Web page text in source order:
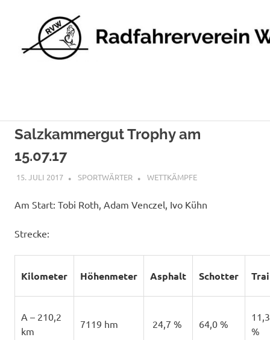
springen
Salzkammergut Trophy am
15.07.17
15. JULI 2017 SPORTWÄRTER WETTKÄMPFE
Am Start: Tobi Roth, Adam Venczel, Ivo Kühn
Strecke:
Kilometer Höhenmeter Asphalt Schotter
A – 210,2
km
7119 hm 24,7 % 64,0 %
11,3
%